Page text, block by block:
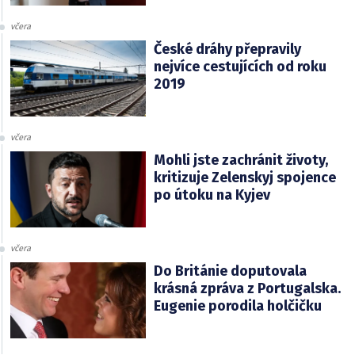
včera
České dráhy přepravily
nejvíce cestujících od roku
2019
včera
Mohli jste zachránit životy,
kritizuje Zelenskyj spojence
po útoku na Kyjev
včera
Do Británie doputovala
krásná zpráva z Portugalska.
Eugenie porodila holčičku